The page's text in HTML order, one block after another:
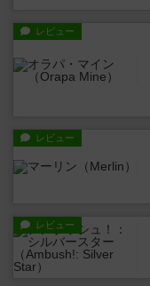
レビュー
レビュー
レビュー